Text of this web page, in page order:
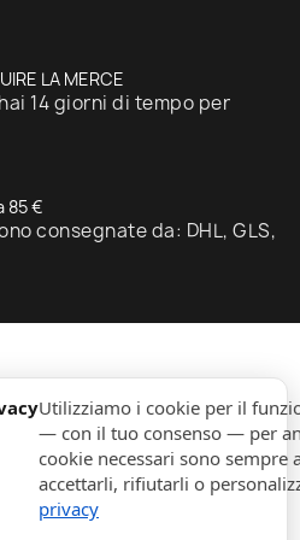
Utilizziamo i cookie per il
— con il tuo consenso — per
cookie necessari sono
accettarli, rifiutarli o
privacy
LA MERCE
14 giorni di tempo per
85 €
consegnate da: DHL, GLS,
expand_more
expand_more